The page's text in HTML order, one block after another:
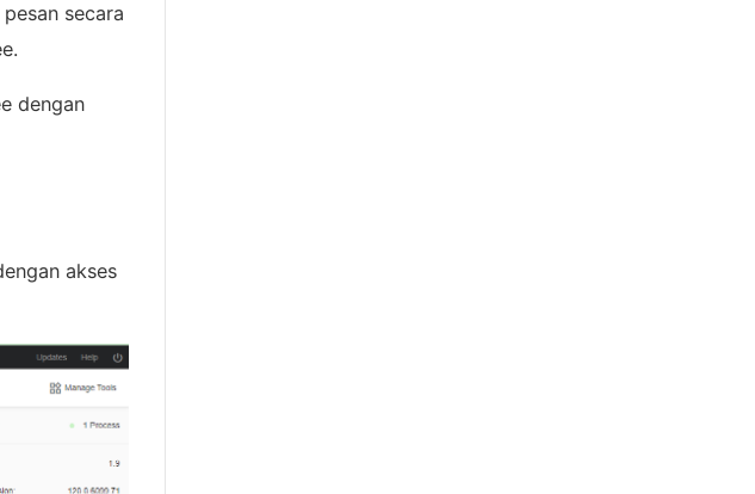
secara
dengan
akses